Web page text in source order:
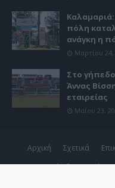
πόλη
ανάγκη η
Μαρτίου 24,
Στο
Άννας
εταιρείας
Μαΐου 23,
Αρχική Σχετικά
Copyright ©2026